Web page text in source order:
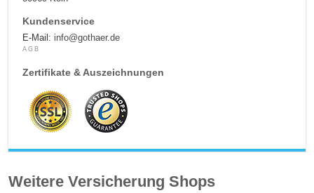
Kundenservice
E-Mail:info@gothaer.de
AGB
Zertifikate & Auszeichnungen
Weitere Versicherung Shops